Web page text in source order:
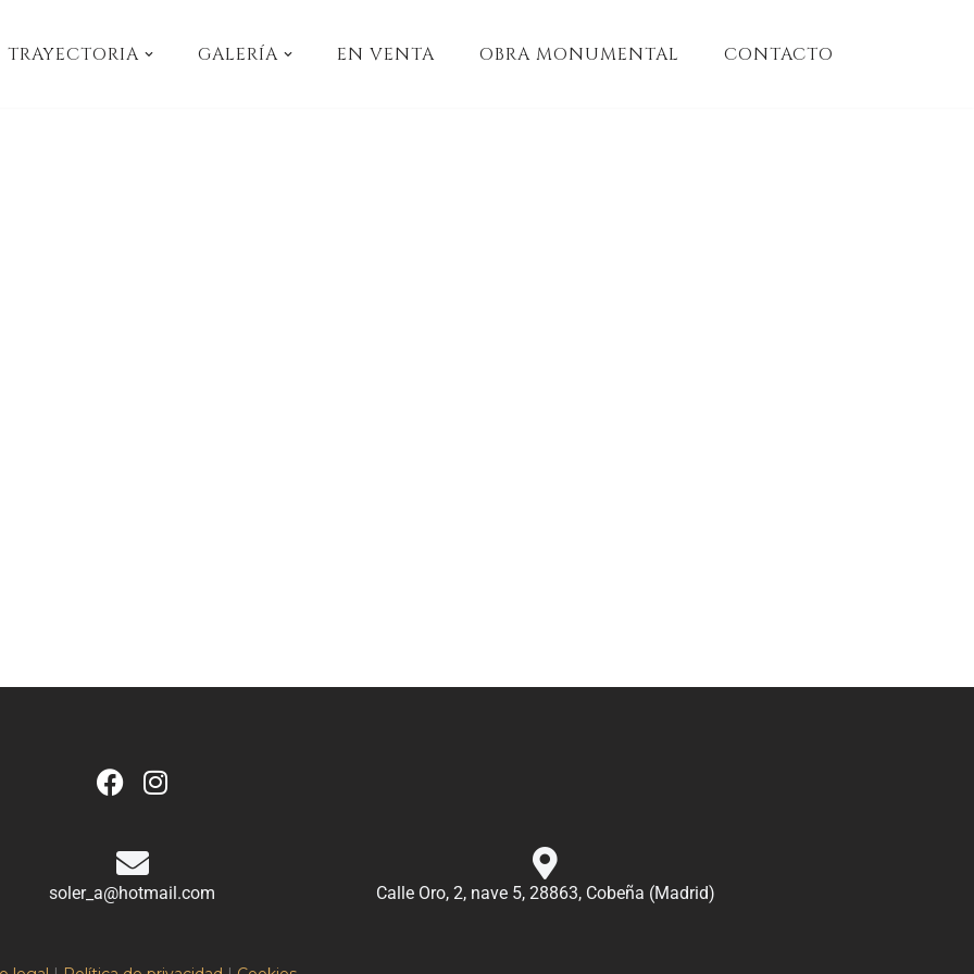
TRAYECTORIA GALERÍA EN VENTA OBRA MONUMENTAL CONTACTO
soler_a@hotmail.com Calle Oro, 2, nave 5, 28863, Cobeña (Madrid)